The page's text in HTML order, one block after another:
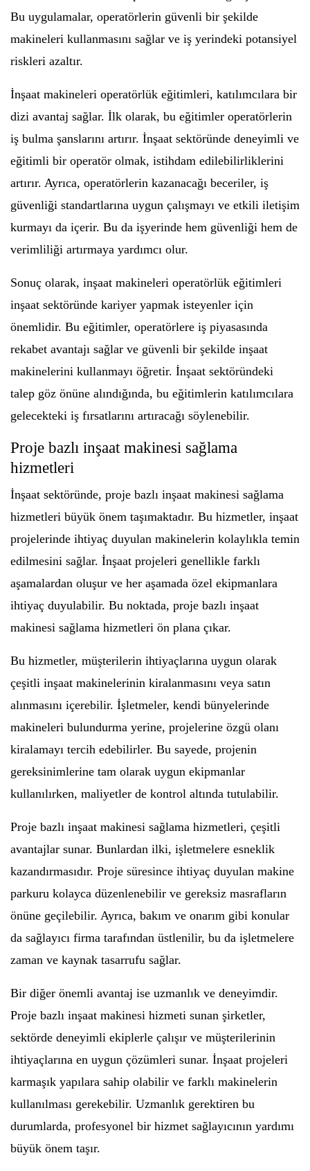
Bu uygulamalar, operatörlerin güvenli bir şekilde
makineleri kullanmasını sağlar ve iş yerindeki potansiyel
riskleri azaltır.
İnşaat makineleri operatörlük eğitimleri, katılımcılara bir
dizi avantaj sağlar. İlk olarak, bu eğitimler operatörlerin
iş bulma şanslarını artırır. İnşaat sektöründe deneyimli ve
eğitimli bir operatör olmak, istihdam edilebilirliklerini
artırır. Ayrıca, operatörlerin kazanacağı beceriler, iş
güvenliği standartlarına uygun çalışmayı ve etkili iletişim
kurmayı da içerir. Bu da işyerinde hem güvenliği hem de
verimliliği artırmaya yardımcı olur.
Sonuç olarak, inşaat makineleri operatörlük eğitimleri
inşaat sektöründe kariyer yapmak isteyenler için
önemlidir. Bu eğitimler, operatörlere iş piyasasında
rekabet avantajı sağlar ve güvenli bir şekilde inşaat
makinelerini kullanmayı öğretir. İnşaat sektöründeki
talep göz önüne alındığında, bu eğitimlerin katılımcılara
gelecekteki iş fırsatlarını artıracağı söylenebilir.
Proje bazlı inşaat makinesi sağlama
hizmetleri
İnşaat sektöründe, proje bazlı inşaat makinesi sağlama
hizmetleri büyük önem taşımaktadır. Bu hizmetler, inşaat
projelerinde ihtiyaç duyulan makinelerin kolaylıkla temin
edilmesini sağlar. İnşaat projeleri genellikle farklı
aşamalardan oluşur ve her aşamada özel ekipmanlara
ihtiyaç duyulabilir. Bu noktada, proje bazlı inşaat
makinesi sağlama hizmetleri ön plana çıkar.
Bu hizmetler, müşterilerin ihtiyaçlarına uygun olarak
çeşitli inşaat makinelerinin kiralanmasını veya satın
alınmasını içerebilir. İşletmeler, kendi bünyelerinde
makineleri bulundurma yerine, projelerine özgü olanı
kiralamayı tercih edebilirler. Bu sayede, projenin
gereksinimlerine tam olarak uygun ekipmanlar
kullanılırken, maliyetler de kontrol altında tutulabilir.
Proje bazlı inşaat makinesi sağlama hizmetleri, çeşitli
avantajlar sunar. Bunlardan ilki, işletmelere esneklik
kazandırmasıdır. Proje süresince ihtiyaç duyulan makine
parkuru kolayca düzenlenebilir ve gereksiz masrafların
önüne geçilebilir. Ayrıca, bakım ve onarım gibi konular
da sağlayıcı firma tarafından üstlenilir, bu da işletmelere
zaman ve kaynak tasarrufu sağlar.
Bir diğer önemli avantaj ise uzmanlık ve deneyimdir.
Proje bazlı inşaat makinesi hizmeti sunan şirketler,
sektörde deneyimli ekiplerle çalışır ve müşterilerinin
ihtiyaçlarına en uygun çözümleri sunar. İnşaat projeleri
karmaşık yapılara sahip olabilir ve farklı makinelerin
kullanılması gerekebilir. Uzmanlık gerektiren bu
durumlarda, profesyonel bir hizmet sağlayıcının yardımı
büyük önem taşır.